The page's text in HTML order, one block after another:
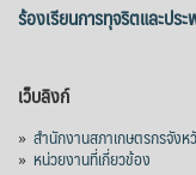
ร้องเรียนการทุจริตและปร
เว็บลิงก์
» สำนักงานสภาเกษตรกรจังห
» หน่วยงานที่เกี่ยวข้อง